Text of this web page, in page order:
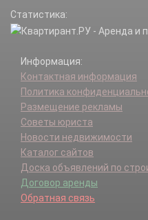
Статистика:
Информация:
Контактная информация
Политика
Размещение рекламы
Советы юриста
Новости недвижимости
Каталог сайтов
Доска объявлений по
Договор аренды
Обратная связь